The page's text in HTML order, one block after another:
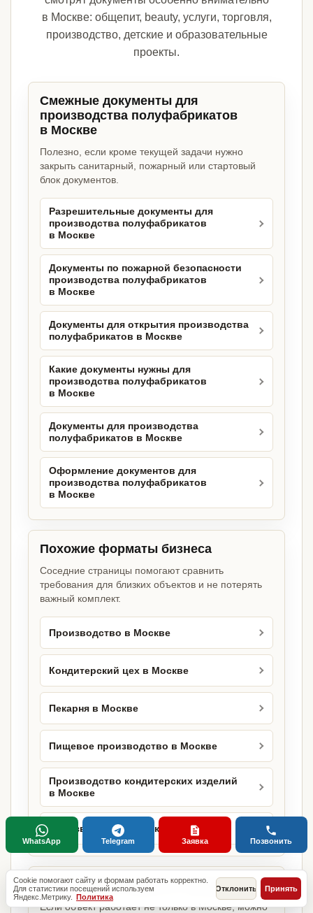
в Москве: общепит, beauty, услуги, торговля,
производство, детские и образовательные
проекты.
Смежные документы для
производства полуфабрикатов
в Москве
Полезно, если кроме текущей задачи нужно
закрыть санитарный, пожарный или стартовый
блок документов.
Разрешительные документы для
производства полуфабрикатов
в Москве
Документы по пожарной безопасности
производства полуфабрикатов
в Москве
Документы для открытия производства
полуфабрикатов в Москве
Какие документы нужны для
производства полуфабрикатов
в Москве
Документы для производства
полуфабрикатов в Москве
Оформление документов для
производства полуфабрикатов
в Москве
Похожие форматы бизнеса
Соседние страницы помогают сравнить
требования для близких объектов и не потерять
важный комплект.
Производство в Москве
Кондитерский цех в Москве
Пекарня в Москве
Пищевое производство в Москве
Производство кондитерских изделий
в Москве
Производство продукции в Москве
Та же задача в других городах
Если объект работает не только в Москве, можно
Cookie помогают сайту и формам работать корректно.
Для статистики посещений используем
Яндекс.Метрику. Политика
Отклонить Принять
WhatsApp Telegram Заявка Позвонить